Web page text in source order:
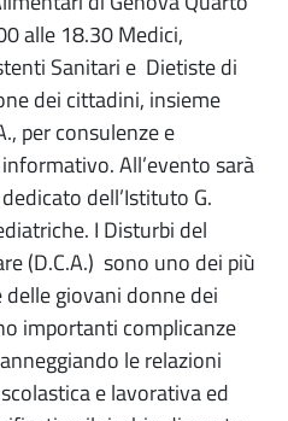
alle 18.30 Medici,
Sanitari e Dietiste di
dei cittadini, insieme
per consulenze e
All’evento sarà
dell’Istituto G.
I Disturbi del
(D.C.A.) sono uno dei più
giovani donne dei
importanti complicanze
le relazioni
e lavorativa ed